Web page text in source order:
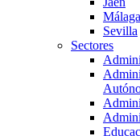
Málaga
Sevilla
Sectores